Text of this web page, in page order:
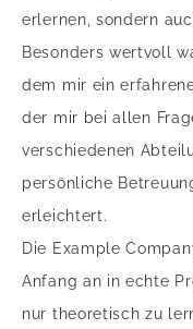
erlernen, sondern
Besonders wertvoll
dem mir ein
der mir bei allen
verschiedenen
persönliche
erleichtert.
Die Example
Anfang an in echte
nur theoretisch zu